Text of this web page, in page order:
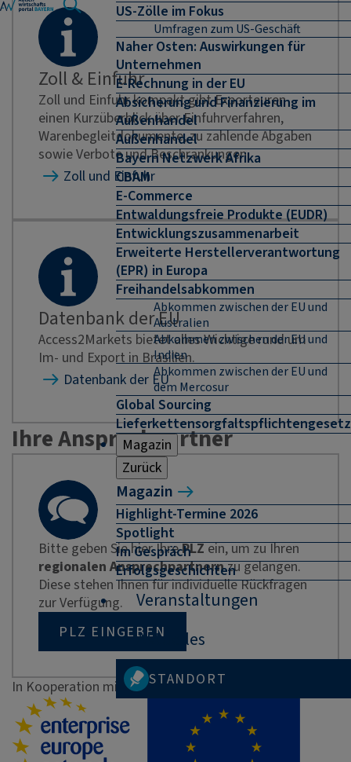
US-Zölle im Fokus
Umfragen zum US-Geschäft
Naher Osten: Auswirkungen für
Unternehmen
E-Rechnung in der EU
Absicherung und Finanzierung im
Außenhandel
Außenhandel
Bayern Netzwerk Afrika
CBAM
E-Commerce
Entwaldungsfreie Produkte (EUDR)
Entwicklungszusammenarbeit
Erweiterte Herstellerverantwortung
(EPR) in Europa
Freihandelsabkommen
Abkommen zwischen der EU und
Australien
Abkommen zwischen der EU und
Indien
Abkommen zwischen der EU und
dem Mercosur
Global Sourcing
Lieferkettensorgfaltspflichtengesetz
Magazin
Zurück
Magazin
Highlight-Termine 2026
Spotlight
Im Gespräch
Erfolgsgeschichten
Veranstaltungen
Aktuelles
STANDORT
Zoll & Einfuhr
Zoll und Einfuhr kompakt gibt Exporteuren
einen Kurzüberblick über Einfuhrverfahren,
Warenbegleitdokumente, zu zahlende Abgaben
sowie Verbote und Beschränkungen.
Zoll und Einfuhr
Datenbank der EU
Access2Markets bietet alles Wichtige rund um
Im- und Export in Brasilien.
Datenbank der EU
Ihre Ansprechpartner
Bitte geben Sie hier IhrePLZein, um zu Ihren
regionalen Ansprechpartnernzu gelangen.
Diese stehen Ihnen für individuelle Rückfragen
zur Verfügung.
PLZ EINGEBEN
In Kooperation mit Enterprise Europe Network